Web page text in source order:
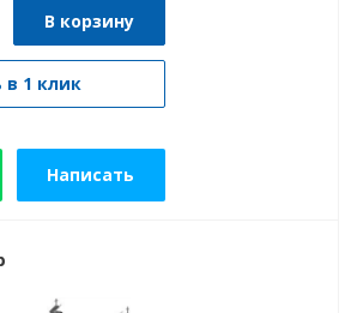
В корзину
в 1 клик
Написать